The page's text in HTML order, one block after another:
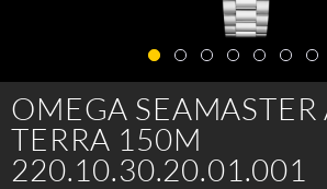
OMEGA SEAMASTER
TERRA 150M
220.10.30.20.01.001